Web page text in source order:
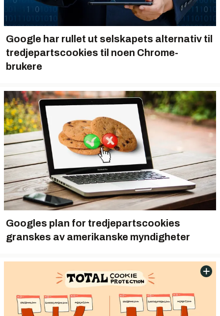
Google har rullet ut selskapets alternativ til
tredjepartscookies til noen Chrome-
brukere
Googles plan for tredjepartscookies
granskes av amerikanske myndigheter